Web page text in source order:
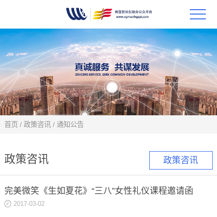
首页
政策
科技
合作
创新
政策咨讯
首页 / 政策咨讯 / 通知公告
政策咨讯
完美微笑《生如夏花》“三八”女性礼仪课程邀请函
2017-03-02